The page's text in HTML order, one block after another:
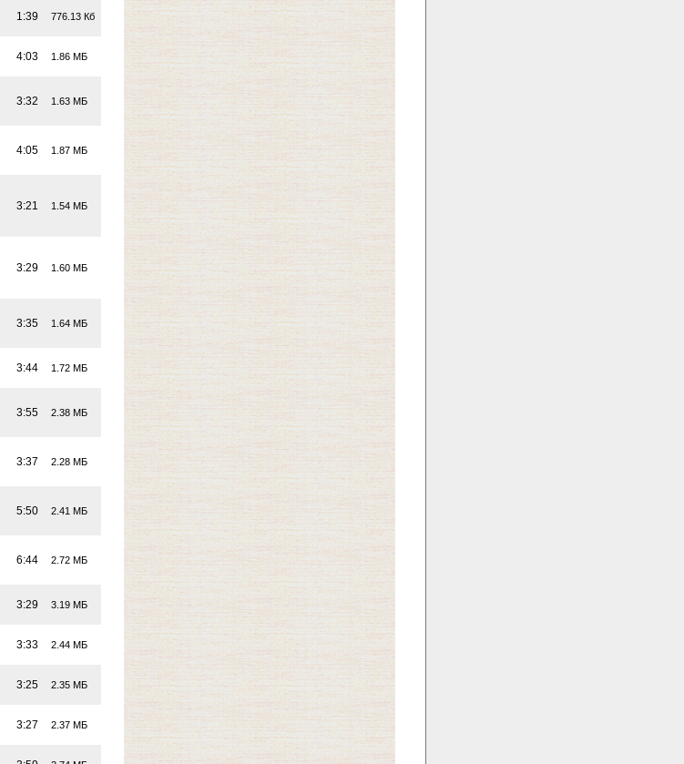
1:39 776.13 Кб
4:03 1.86 МБ
3:32 1.63 МБ
4:05 1.87 МБ
3:21 1.54 МБ
3:29 1.60 МБ
3:35 1.64 МБ
3:44 1.72 МБ
3:55 2.38 МБ
3:37 2.28 МБ
5:50 2.41 МБ
6:44 2.72 МБ
3:29 3.19 МБ
3:33 2.44 МБ
3:25 2.35 МБ
3:27 2.37 МБ